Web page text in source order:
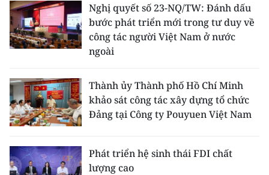
Nghị quyết số 23-NQ/TW: Đánh dấu
bước phát triển mới trong tư duy về
công tác người Việt Nam ở nước
ngoài
Thành ủy Thành phố Hồ Chí Minh
khảo sát công tác xây dựng tổ chức
Đảng tại Công ty Pouyuen Việt Nam
Phát triển hệ sinh thái FDI chất
lượng cao